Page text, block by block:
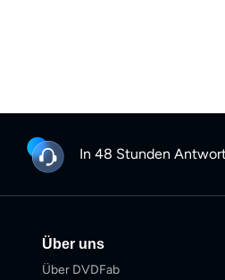
In 48 Stunden
Über uns
Über DVDFab